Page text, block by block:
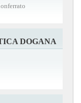
DOGANA